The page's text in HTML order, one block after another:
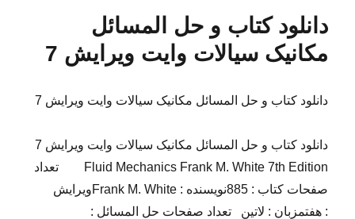
دانلود کتاب و حل المسائل
مکانیک سیالات وایت ویرایش 7
دانلود کتاب و حل المسائل مکانیک سیالات وایت ویرایش 7
دانلود کتاب و حل المسائل مکانیک سیالات وایت ویرایش 7
Fluid Mechanics Frank M. White 7th Edition تعداد
صفحات کتاب : 885نویسنده : Frank M. Whiteویرایش
: هفتمزبان : لاتین تعداد صفحات حل المسائل :